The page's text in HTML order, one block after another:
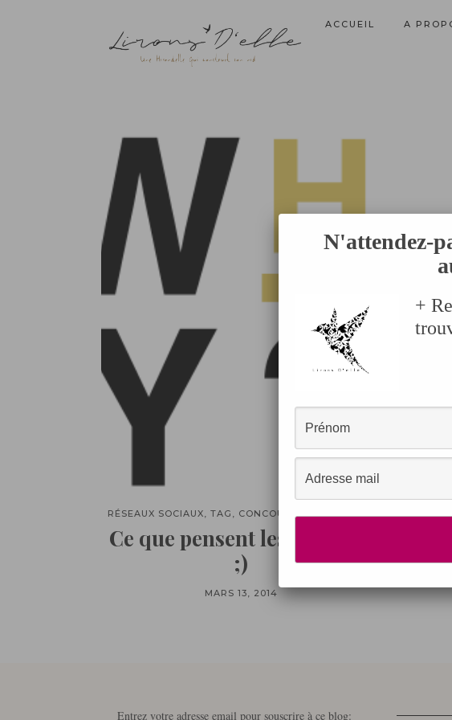
ACCUEIL A
RÉSEAUX SOCIAUX, TAG, CONCOURS, EVENEMENTS
Ce que pensent les hommes
;)
MARS 13, 2014
Entrez votre adresse email pour souscrire à ce blog:
N'attendez-
+